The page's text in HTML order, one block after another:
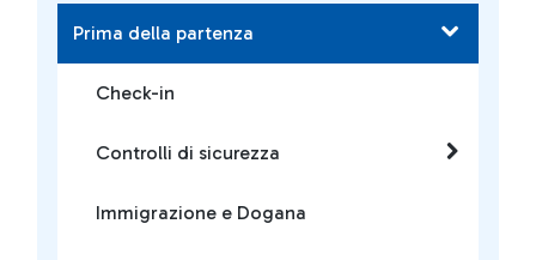
Prima della partenza
Check-in
Controlli di sicurezza
Immigrazione e Dogana